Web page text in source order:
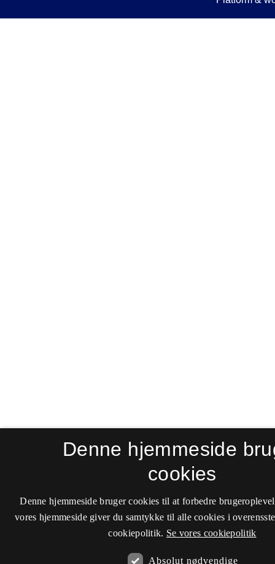
Denne hjemmeside
cookies
Denne hjemmeside bruger cookies til at forbedre
vores hjemmeside giver du samtykke til alle cookies i
cookiepolitik. Se vores cookiepolitik
Absolut nødvendige